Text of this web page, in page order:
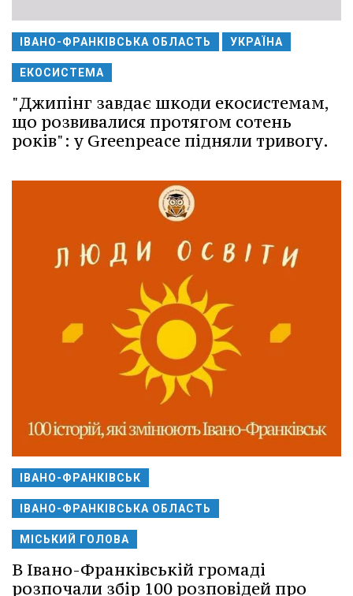
ІВАНО-ФРАНКІВСЬКА ОБЛАСТЬ УКРАЇНА
ЕКОСИСТЕМА
"Джипінг завдає шкоди екосистемам,
що розвивалися протягом сотень
років": у Greenpeace підняли тривогу.
ІВАНО-ФРАНКІВСЬК
ІВАНО-ФРАНКІВСЬКА ОБЛАСТЬ
МІСЬКИЙ ГОЛОВА
В Івано-Франківській громаді
розпочали збір 100 розповідей про